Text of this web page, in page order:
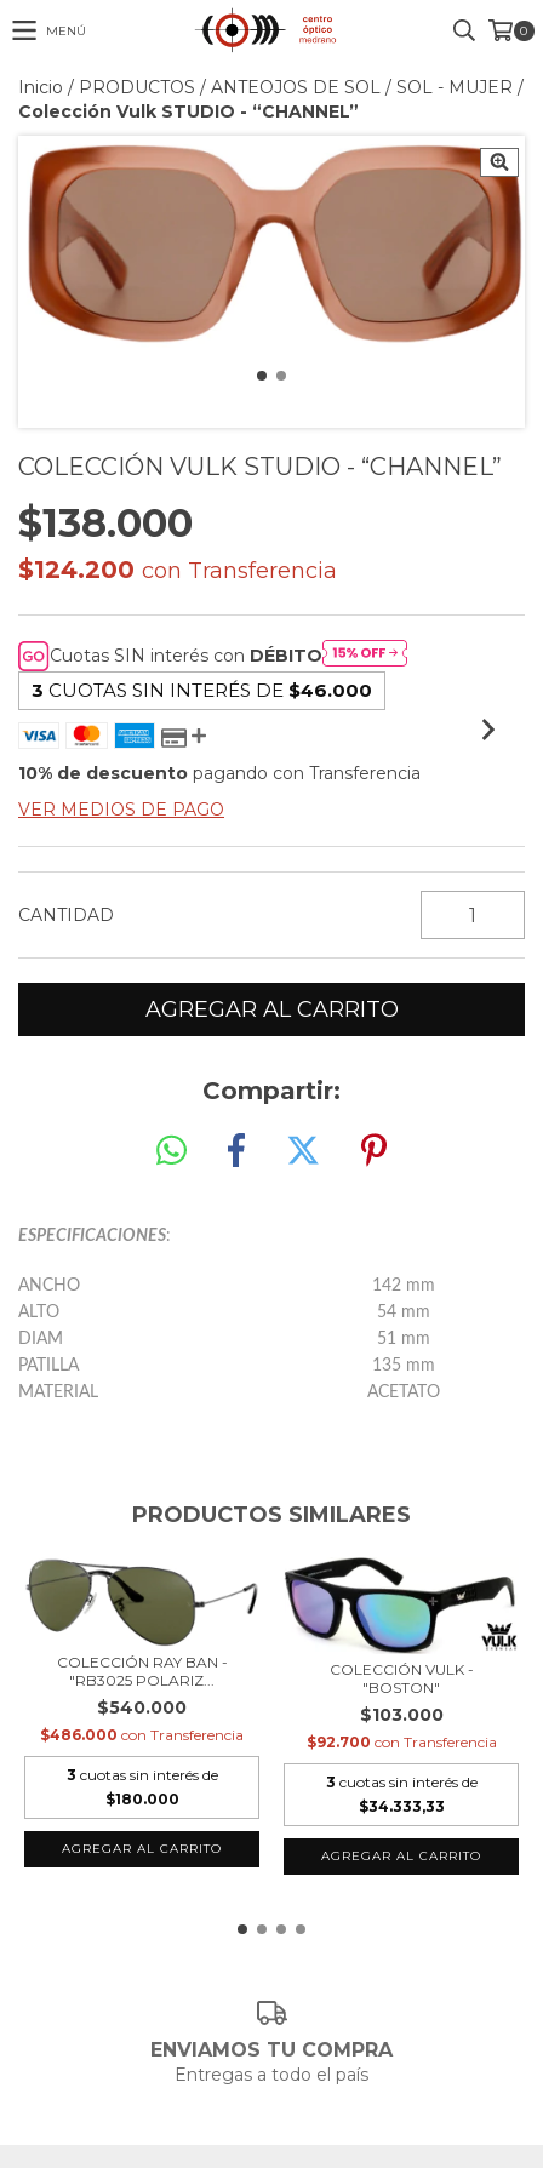
MENÚ 0
Inicio / PRODUCTOS / ANTEOJOS DE SOL / SOL - MUJER /
Colección Vulk STUDIO - “CHANNEL”
COLECCIÓN VULK STUDIO - “CHANNEL”
$138.000
$124.200 con Transferencia
Cuotas SIN interés con DÉBITO
3 CUOTAS SIN INTERÉS DE $46.000
10% de descuento pagando con Transferencia
VER MEDIOS DE PAGO
CANTIDAD
Compartir:
ESPECIFICACIONES:
ANCHO
142 mm
ALTO
54 mm
DIAM
51 mm
PATILLA
135 mm
MATERIAL
ACETATO
PRODUCTOS SIMILARES
COLECCIÓN RAY BAN -
"RB3025 POLARIZ...
$540.000
$486.000 con Transferencia
3 cuotas sin interés de
$180.000
COLECCIÓN VULK -
"BOSTON"
$103.000
$92.700 con Transferencia
3 cuotas sin interés de
$34.333,33
ENVIAMOS TU COMPRA
Entregas a todo el país